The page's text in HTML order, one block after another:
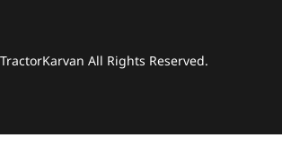
All Rights Reserved.